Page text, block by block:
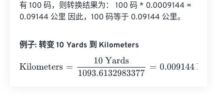
有 100 码，则转换结果为： 100 码 * 0.0009144 =
0.09144 公里 因此，100 码等于 0.09144 公里。
例子: 转变 10 Yards 到 Kilometers
Kilometers
1093.6132983377 =0.009144